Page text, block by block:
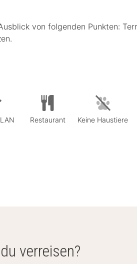
von folgenden Punkten:
Restaurant Keine Haustiere
verreisen?